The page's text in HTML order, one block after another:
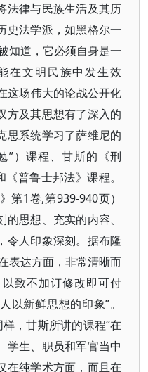
法律与民族生活及其历
史法学派，如黑格尔一
知道，它必须自身是一
在文明民族中发生效
这场伟大的论战公开化
方及其思想有了深入的
思系统学习了萨维尼的
”）课程、甘斯的《刑
普鲁士邦法》课程。
第1卷,第939-940页）
思想、充实的内容、
令人印象深刻。据布隆
表达方面，非常清晰而
致不加订修改即可付
以新鲜思想的印象”。
，甘斯所讲的课程“在
学生、职员和军官当中
在纯学术方面，而且在